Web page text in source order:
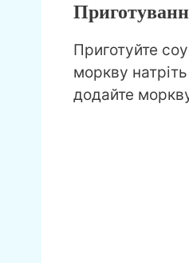
Приготуйте
моркву
додайте